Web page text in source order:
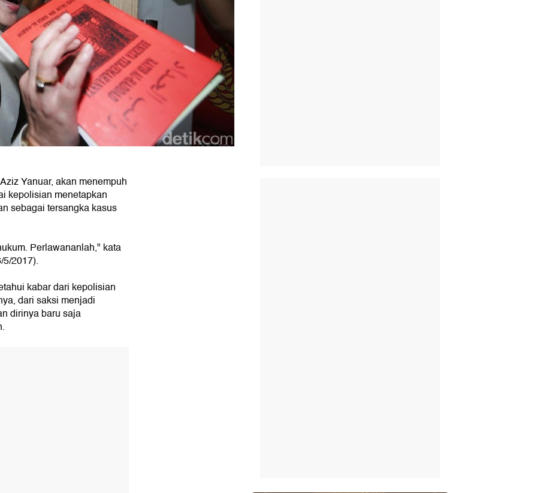
Yanuar, akan menempuh
kepolisian menetapkan
sebagai tersangka kasus
Perlawananlah," kata
2017).
kabar dari kepolisian
dari saksi menjadi
dirinya baru saja